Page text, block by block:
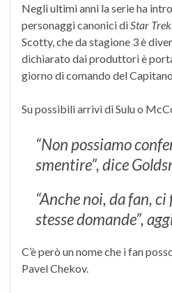
Negli ultimi anni la serie ha
personaggi canonici diStar
Scotty, che da stagione 3 è
dichiarato dai produttori è
giorno di comando del
Su possibili arrivi di Sulu o
“Non possiamo
smentire”, dice
“Anche noi, da fan,
stesse domande”,
C’è però un nome che i fan
Pavel Chekov.